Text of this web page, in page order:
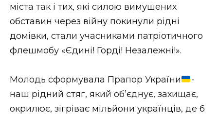
ФОТО
міста так і тих, які силою вимушених
обставин через війну покинули рідні
домівки, стали учасниками патріотичного
флешмобу «Єдині! Горді! Незалежні!».
Молодь сформувала Прапор України
-
наш рідний стяг, який обʼєднує, захищає,
окрилює, зігріває мільйони українців, де б